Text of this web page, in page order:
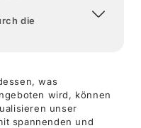
die
was
wird, können
unser
spannenden und